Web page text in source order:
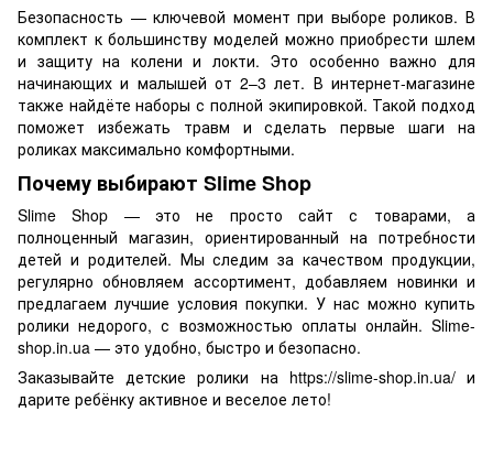
Безопасность — ключевой момент при выборе роликов. В
комплект к большинству моделей можно приобрести шлем
и защиту на колени и локти. Это особенно важно для
начинающих и малышей от 2–3 лет. В интернет-магазине
также найдёте наборы с полной экипировкой. Такой подход
поможет избежать травм и сделать первые шаги на
роликах максимально комфортными.
Почему выбирают Slime Shop
Slime Shop — это не просто сайт с товарами, а
полноценный магазин, ориентированный на потребности
детей и родителей. Мы следим за качеством продукции,
регулярно обновляем ассортимент, добавляем новинки и
предлагаем лучшие условия покупки. У нас можно купить
ролики недорого, с возможностью оплаты онлайн. Slime-
shop.in.ua — это удобно, быстро и безопасно.
Заказывайте детские ролики на https://slime-shop.in.ua/ и
дарите ребёнку активное и веселое лето!